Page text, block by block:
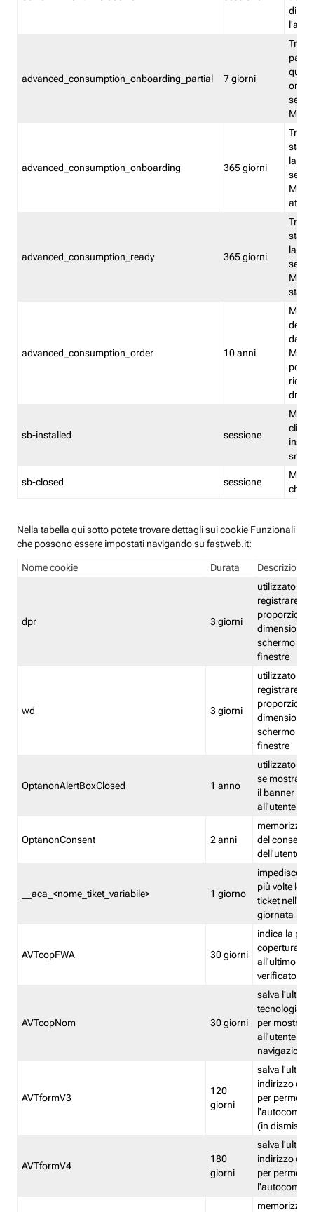
advanced_consumption_onboarding_partial 7 giorni
advanced_consumption_onboarding 365 giorni
stata
la
advanced_consumption_ready 365 giorni
stata
la
stato
advanced_consumption_order 10 anni
delle
sb-installed sessione
sb-closed sessione
Nella tabella qui sotto potete trovare dettagli sui cookie Funzionali
che possono essere impostati navigando su fastweb.it:
Nome cookie Durata Descrizione
dpr 3 giorni
utilizzato per
registrare le
proporzioni
dimensioni
schermo e
finestre
wd 3 giorni
utilizzato per
registrare le
proporzioni
dimensioni
schermo e
finestre
OptanonAlertBoxClosed 1 anno
utilizzato per
se mostrare
il banner
all'utente
OptanonConsent 2 anni
memorizza
del
dell'utente
__aca_<nome_tiket_variabile> 1 giorno
impedisce di
più volte lo
ticket
giornata
AVTcopFWA 30 giorni
indica la
copertura
all'ultimo
verificato
AVTcopNom 30 giorni
salva l'ultima
tecnologia
per
all'utente
navigazione
AVTformV3
120
giorni
salva l'ultimo
indirizzo di
per
(in
AVTformV4
180
giorni
salva l'ultimo
indirizzo di
per
memorizza